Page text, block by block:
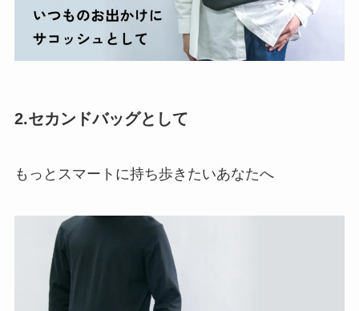
2.セカンドバッグとして
もっとスマートに持ち歩きたいあなたへ